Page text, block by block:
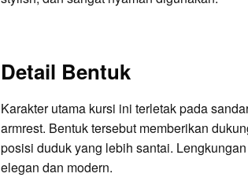
Detail Bentuk
Karakter utama kursi ini terletak pada
armrest. Bentuk tersebut memberikan
posisi duduk yang lebih santai.
elegan dan modern.